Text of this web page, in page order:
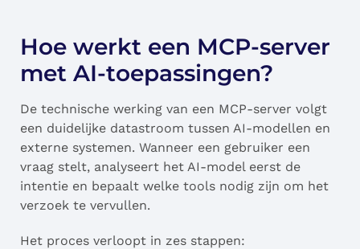
Hoe werkt een MCP-server
met AI-toepassingen?
De technische werking van een MCP-server volgt
een duidelijke datastroom tussen AI-modellen en
externe systemen. Wanneer een gebruiker een
vraag stelt, analyseert het AI-model eerst de
intentie en bepaalt welke tools nodig zijn om het
verzoek te vervullen.
Het proces verloopt in zes stappen: